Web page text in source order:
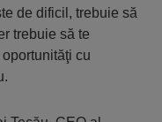
de dificil, trebuie să
trebuie să te
cu